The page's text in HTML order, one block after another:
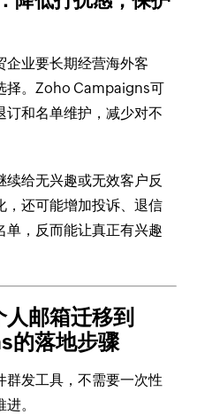
企业要长期经营海外客
择。Zoho Campaigns可
订和名单维护，减少对不
给无兴趣或无效客户反
，还可能增加投诉、退信
单，反而能让真正有兴趣
邮箱迁移到
的落地步骤
群发工具，不需要一次性
。